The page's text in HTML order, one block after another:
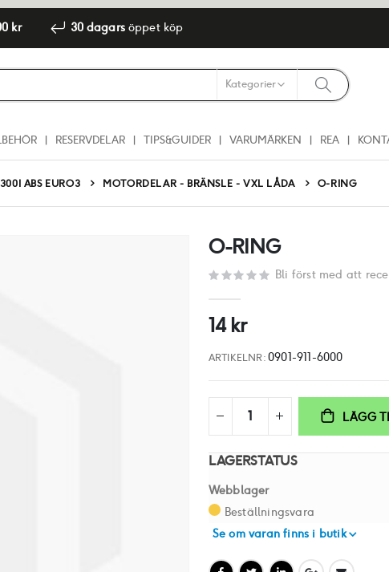
kr 30 dagarsöppet köp
RESERVDELAR TIPS&GUIDER VARUMÄRKEN REA
ABS EURO3 MOTORDELAR - BRÄNSLE - VXL LÅDA O-RING
O-RING
Bli först med att
14 kr
ARTIKELNR 0901-911-6000
LÄGG
LAGERSTATUS
Webblager
Beställningsvara
Se om varan finns i butik